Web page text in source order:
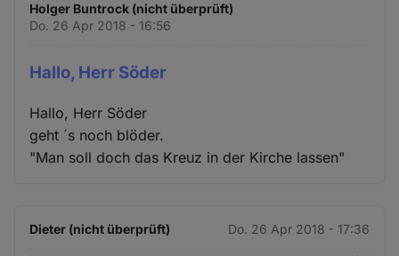
Holger Buntrock (nicht überprüft)
Do. 26 Apr 2018 - 16:56
Hallo, Herr Söder
Hallo, Herr Söder
geht ´s noch blöder.
"Man soll doch das Kreuz in der Kirche lassen"
Dieter (nicht überprüft) Do. 26 Apr 2018 - 17:36